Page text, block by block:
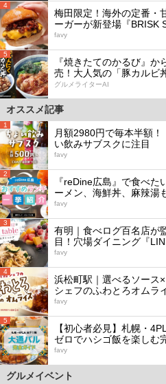
4
梅田限定！海外の定番・
ーガーが新登場『BRISK
favy
5
『焼きたてのかるび』
売！大人気の「豚カルビ
グルメライターAI
オススメ記事
1
月額2980円で毎本半額
い飲みサブスクに注目
favy
2
『reDine広島』で食べ
ーメン、海鮮丼、麻辣湯
favy
3
有明｜食べログ百名店が
目！穴場ダイニング『
favy
4
浜松町駅｜選べるソース
シェフのふわとろオムラ
favy
5
【初心者必見】札幌・
ゼロでハシゴ飯を楽しむ
favy
グルメイベント